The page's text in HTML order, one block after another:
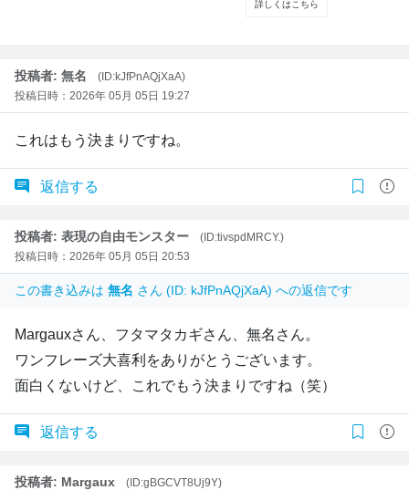
投稿者: 無名
(ID:kJfPnAQjXaA)
投稿日時：2026年 05月 05日 19:27
これはもう決まりですね。
返信する
投稿者: 表現の自由モンスター
(ID:tivspdMRCY.)
投稿日時：2026年 05月 05日 20:53
この書き込みは 無名 さん (ID: kJfPnAQjXaA) への返信です
Margauxさん、フタマタカギさん、無名さん。
ワンフレーズ大喜利をありがとうございます。
面白くないけど、これでもう決まりですね（笑）
返信する
投稿者: Margaux
(ID:gBGCVT8Uj9Y)